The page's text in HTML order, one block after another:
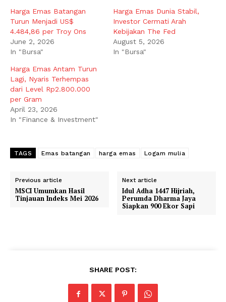
Harga Emas Batangan
Turun Menjadi US$
4.484,86 per Troy Ons
June 2, 2026
In "Bursa"
Harga Emas Dunia Stabil,
Investor Cermati Arah
Kebijakan The Fed
August 5, 2026
In "Bursa"
Harga Emas Antam Turun
Lagi, Nyaris Terhempas
dari Level Rp2.800.000
per Gram
April 23, 2026
In "Finance & Investment"
TAGS Emas batangan harga emas Logam mulia
Previous article
MSCI Umumkan Hasil
Tinjauan Indeks Mei 2026
Next article
Idul Adha 1447 Hijriah,
Perumda Dharma Jaya
Siapkan 900 Ekor Sapi
SHARE POST: